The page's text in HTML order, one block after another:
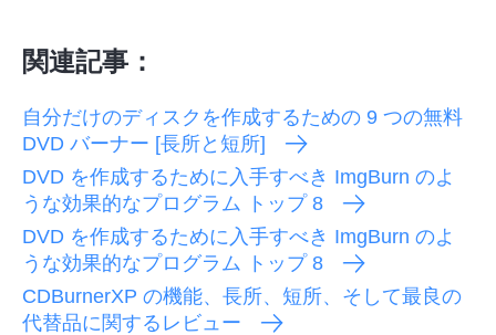
関連記事：
自分だけのディスクを作成するための 9 つの無料
DVD バーナー [長所と短所]
DVD を作成するために入手すべき ImgBurn のよ
うな効果的なプログラム トップ 8
DVD を作成するために入手すべき ImgBurn のよ
うな効果的なプログラム トップ 8
CDBurnerXP の機能、長所、短所、そして最良の
代替品に関するレビュー